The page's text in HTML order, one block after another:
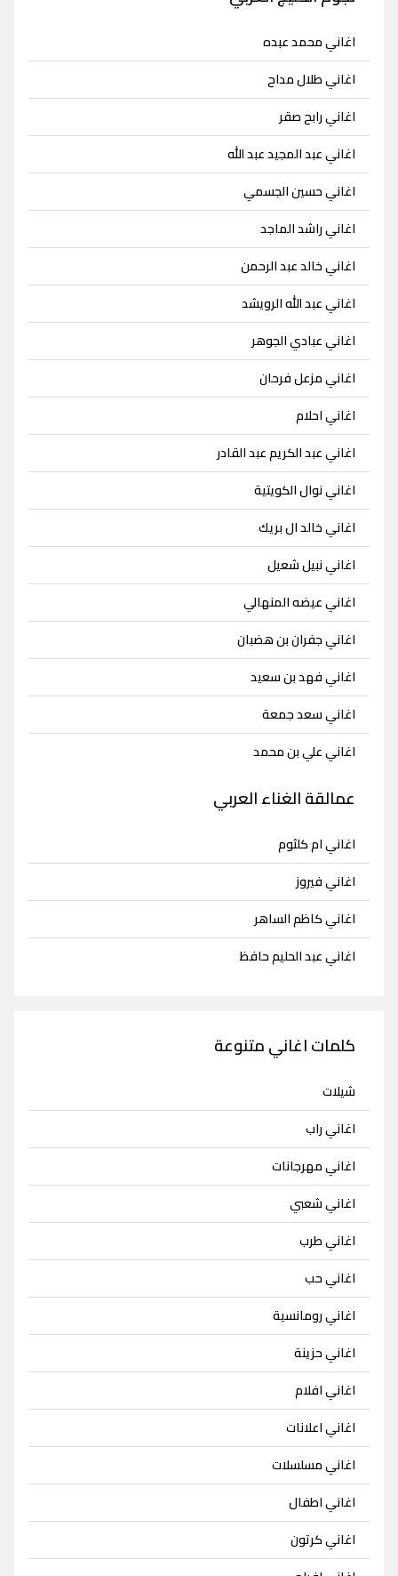
اغاني محمد عبده
اغاني طلال مداح
اغاني رابح صقر
اغاني عبد المجيد عبد الله
اغاني حسين الجسمي
اغاني راشد الماجد
اغاني خالد عبد الرحمن
اغاني عبد الله الرويشد
اغاني عبادي الجوهر
اغاني مزعل فرحان
اغاني احلام
اغاني عبد الكريم عبد القادر
اغاني نوال الكويتية
اغاني خالد ال بريك
اغاني نبيل شعيل
اغاني عيضه المنهالي
اغاني جفران بن هضبان
اغاني فهد بن سعيد
اغاني سعد جمعة
اغاني علي بن محمد
عمالقة الغناء العربي
اغاني ام كلثوم
اغاني فيروز
اغاني كاظم الساهر
اغاني عبد الحليم حافظ
كلمات اغاني متنوعة
شيلات
اغاني راب
اغاني مهرجانات
اغاني شعبي
اغاني طرب
اغاني حب
اغاني رومانسية
اغاني حزينة
اغاني افلام
اغاني اعلانات
اغاني مسلسلات
اغاني اطفال
اغاني كرتون